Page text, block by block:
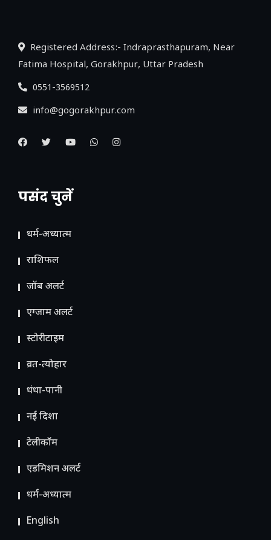
Registered Address:- Indraprasthapuram, Near
Fatima Hospital, Gorakhpur, Uttar Pradesh
0551-3569512
info@gogorakhpur.com
पसंद चुनें
धर्म-अध्यात्म
राशिफल
जॉब अलर्ट
एग्जाम अलर्ट
स्टोरीटाइम
व्रत-त्योहार
धंधा-पानी
नई दिशा
टेलीकॉम
ए​डमिशन अलर्ट
धर्म-अध्यात्म
English